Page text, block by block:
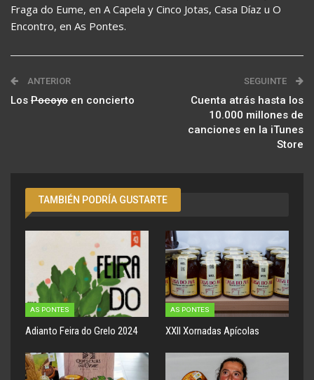
Fraga do Eume, en A Capela y Cinco Jotas, Casa Díaz u O
Encontro, en As Pontes.
ANTERIOR
Los Pocoyo en concierto
SEGUINTE
Cuenta atrás hasta los
10.000 millones de
canciones en la iTunes
Store
TAMBIÉN PODRÍA GUSTARTE
AS PONTES
Adianto Feira do Grelo 2024
AS PONTES
XXII Xornadas Apícolas